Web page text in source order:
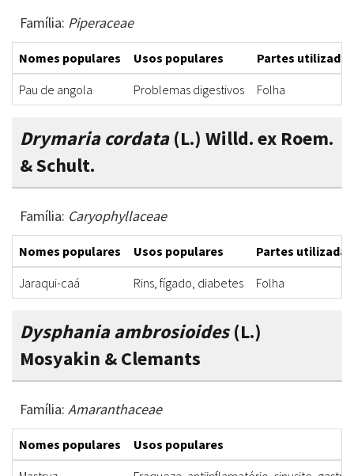
Família: Piperaceae
Nomes populares Usos populares
Partes utilizadas
Pau de angola
Problemas digestivos Folha
Drymaria cordata(L.) Willd. ex Roem.
& Schult.
Família: Caryophyllaceae
Nomes populares Usos populares
Partes utilizadas
Jaraqui-caá
Rins, fígado, diabetes Folha
Dysphania ambrosioides(L.)
Mosyakin & Clemants
Família: Amaranthaceae
Nomes populares
Usos populares